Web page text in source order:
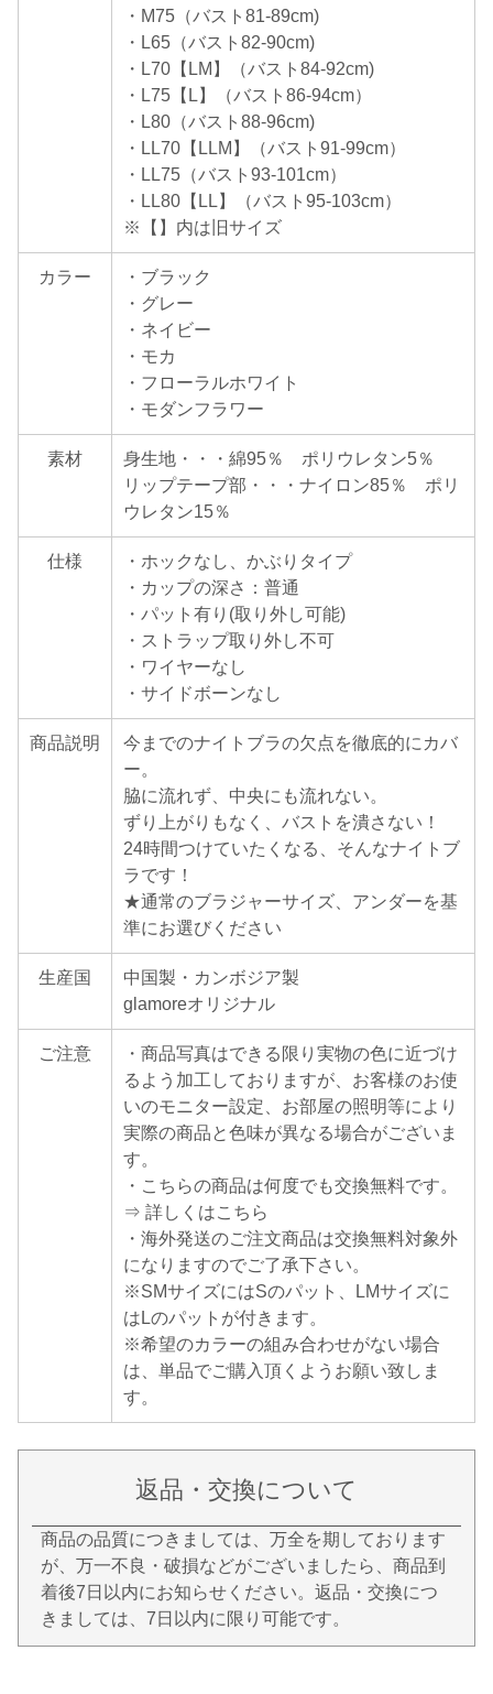
・M75（バスト81-89cm)
・L65（バスト82-90cm)
・L70【LM】（バスト84-92cm)
・L75【L】（バスト86-94cm）
・L80（バスト88-96cm)
・LL70【LLM】（バスト91-99cm）
・LL75（バスト93-101cm）
・LL80【LL】（バスト95-103cm）
※【】内は旧サイズ
カラー
・ブラック
・グレー
・ネイビー
・モカ
・フローラルホワイト
・モダンフラワー
素材
身生地・・・綿95％ ポリウレタン5％
リップテープ部・・・ナイロン85％ ポリ
ウレタン15％
仕様
・ホックなし、かぶりタイプ
・カップの深さ：普通
・パット有り(取り外し可能)
・ストラップ取り外し不可
・ワイヤーなし
・サイドボーンなし
商品説明
今までのナイトブラの欠点を徹底的にカバ
ー。
脇に流れず、中央にも流れない。
ずり上がりもなく、バストを潰さない！
24時間つけていたくなる、そんなナイトブ
ラです！
★通常のブラジャーサイズ、アンダーを基
準にお選びください
生産国
中国製・カンボジア製
glamoreオリジナル
ご注意
・商品写真はできる限り実物の色に近づけ
るよう加工しておりますが、お客様のお使
いのモニター設定、お部屋の照明等により
実際の商品と色味が異なる場合がございま
す。
・こちらの商品は何度でも交換無料です。
⇒ 詳しくはこちら
・海外発送のご注文商品は交換無料対象外
になりますのでご了承下さい。
※SMサイズにはSのパット、LMサイズに
はLのパットが付きます。
※希望のカラーの組み合わせがない場合
は、単品でご購入頂くようお願い致しま
す。
返品・交換について
商品の品質につきましては、万全を期しております
が、万一不良・破損などがございましたら、商品到
着後7日以内にお知らせください。返品・交換につ
きましては、7日以内に限り可能です。